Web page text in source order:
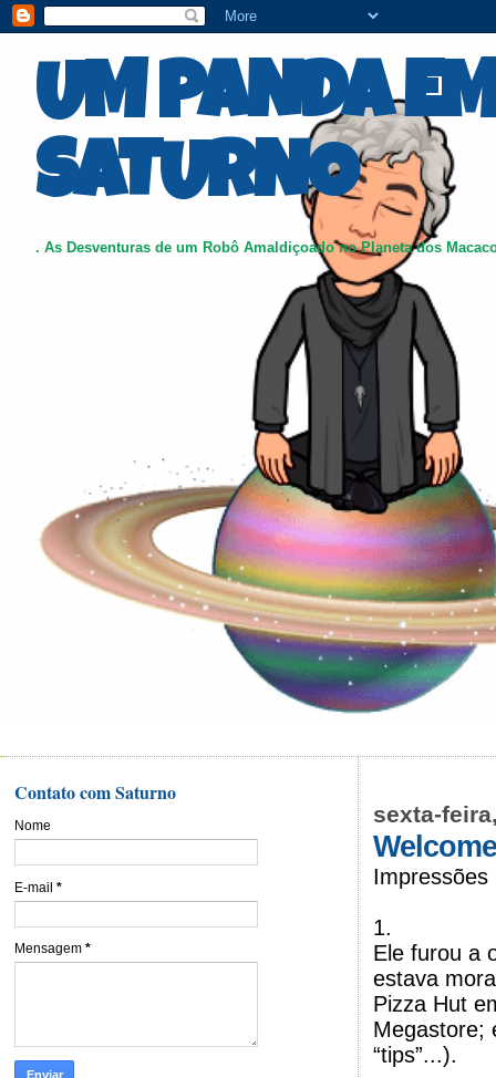
UM PANDA
SATURNO
. As Desventuras de um Robô Amaldiçoado no Planeta dos
sexta-
Impressões
1.
Ele furou a
estava
Pizza Hut
Megastore;
“tips”...).
Contato com Saturno
Nome
E-mail *
Mensagem *